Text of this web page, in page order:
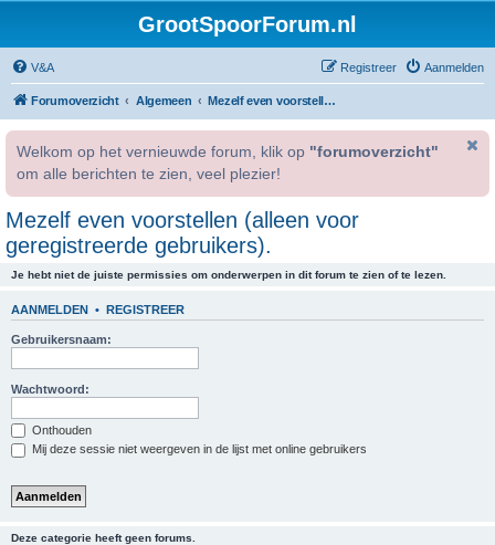
GrootSpoorForum.nl
V&A Aanmelden
Registreer
Forumoverzicht Algemeen Mezelf even voorstellen (alleen voor geregistreerde gebruikers).
Welkom op het vernieuwde forum, klik op "forumoverzicht"
om alle berichten te zien, veel plezier!
Mezelf even voorstellen (alleen voor
geregistreerde gebruikers).
Je hebt niet de juiste permissies om onderwerpen in dit forum te zien of te lezen.
AANMELDEN • REGISTREER
Gebruikersnaam:
Wachtwoord:
Onthouden
Mij deze sessie niet weergeven in de lijst met online gebruikers
Deze categorie heeft geen forums.